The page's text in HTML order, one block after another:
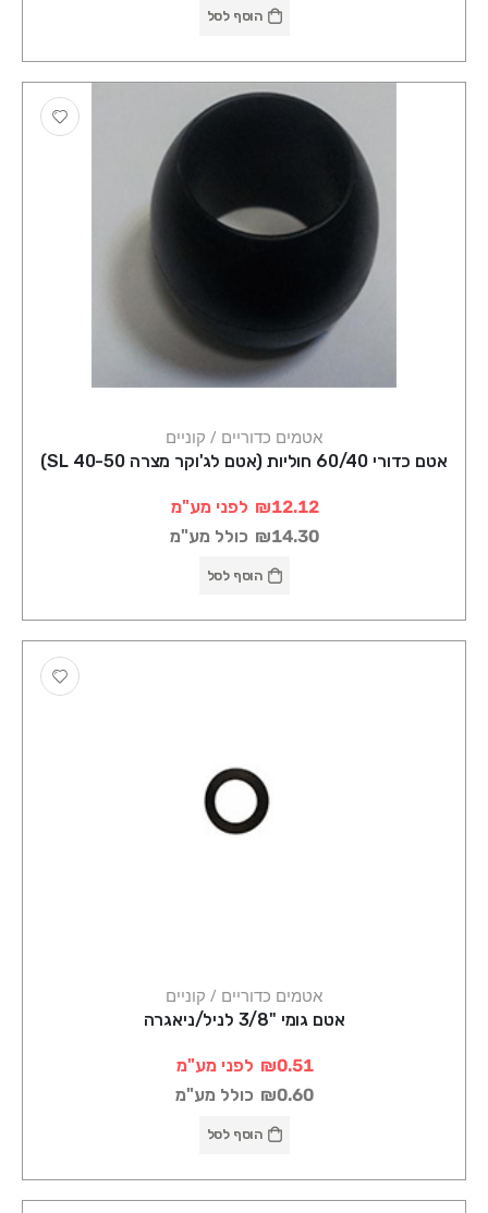
הוסף לסל
אטמים כדוריים / קוניים
אטם כדורי 60/40 חוליות (אטם לג'וקר מצרה 40-50 SL)
₪12.12 לפני מע"מ
₪14.30 כולל מע"מ
הוסף לסל
אטמים כדוריים / קוניים
אטם גומי "3/8 לניל/ניאגרה
₪0.51 לפני מע"מ
₪0.60 כולל מע"מ
הוסף לסל